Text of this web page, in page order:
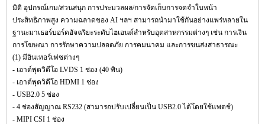
มิติ อุปกรณ์เกม/สวนสนุก การประมวลผล/การจัดเก็บการจดจำใบหน้า
ประสิทธิภาพสูง ความฉลาดของ AI ฯลฯ สามารถนำมาใช้กันอย่างแพร่หลายใน
ฐานะมาเธอร์บอร์ดอัจฉริยะระดับไฮเอนด์สำหรับอุตสาหกรรมต่างๆ เช่น การเงิน
การโฆษณา การรักษาความปลอดภัย การคมนาคม และการขนส่งสาธารณะ
(1) มีอินเทอร์เฟซต่างๆ
- เอาต์พุตวิดีโอ LVDS 1 ช่อง (40 พิน)
- เอาต์พุตวิดีโอ HDMI 1 ช่อง
- USB2.0 5 ช่อง
- 4 ช่องสัญญาณ RS232 (สามารถปรับเปลี่ยนเป็น USB2.0 ได้โดยใช้แพตช์)
- MIPI CSI 1 ช่อง